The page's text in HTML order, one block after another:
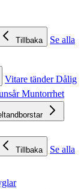
Tillbaka
Se alla
Vitare tänderDålig
Muntorrhet
Tillbaka
Se alla